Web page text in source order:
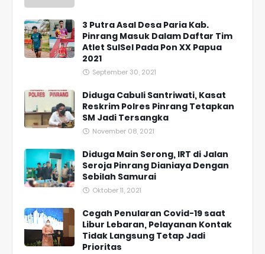
3 Putra Asal Desa Paria Kab.
Pinrang Masuk Dalam Daftar Tim
Atlet SulSel Pada Pon XX Papua
2021
September 30, 2021
Diduga Cabuli Santriwati, Kasat
Reskrim Polres Pinrang Tetapkan
SM Jadi Tersangka
November 08, 2021
Diduga Main Serong, IRT di Jalan
Seroja Pinrang Dianiaya Dengan
Sebilah Samurai
Oktober 11, 2021
Cegah Penularan Covid-19 saat
Libur Lebaran, Pelayanan Kontak
Tidak Langsung Tetap Jadi
Prioritas